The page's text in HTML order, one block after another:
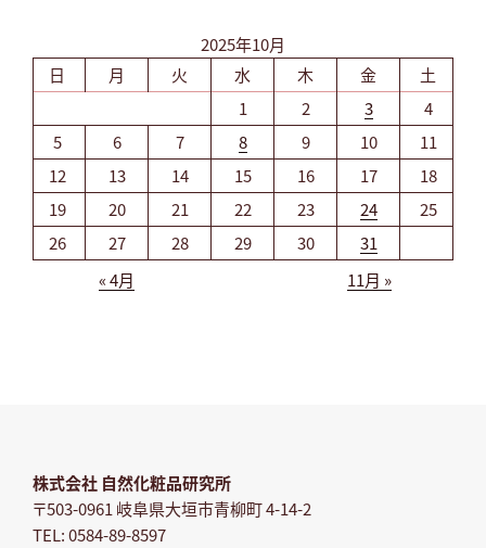
2025年10月
日
月 火 水 木 金
土
1
2 3
4
5
6 7 8 9 10
11
12
13 14 15 16 17
18
19
20 21 22 23 24
25
26
27 28 29 30
31
« 4月
11月 »
株式会社 自然化粧品研究所
〒503-0961 岐阜県大垣市青柳町 4-14-2
TEL: 0584-89-8597